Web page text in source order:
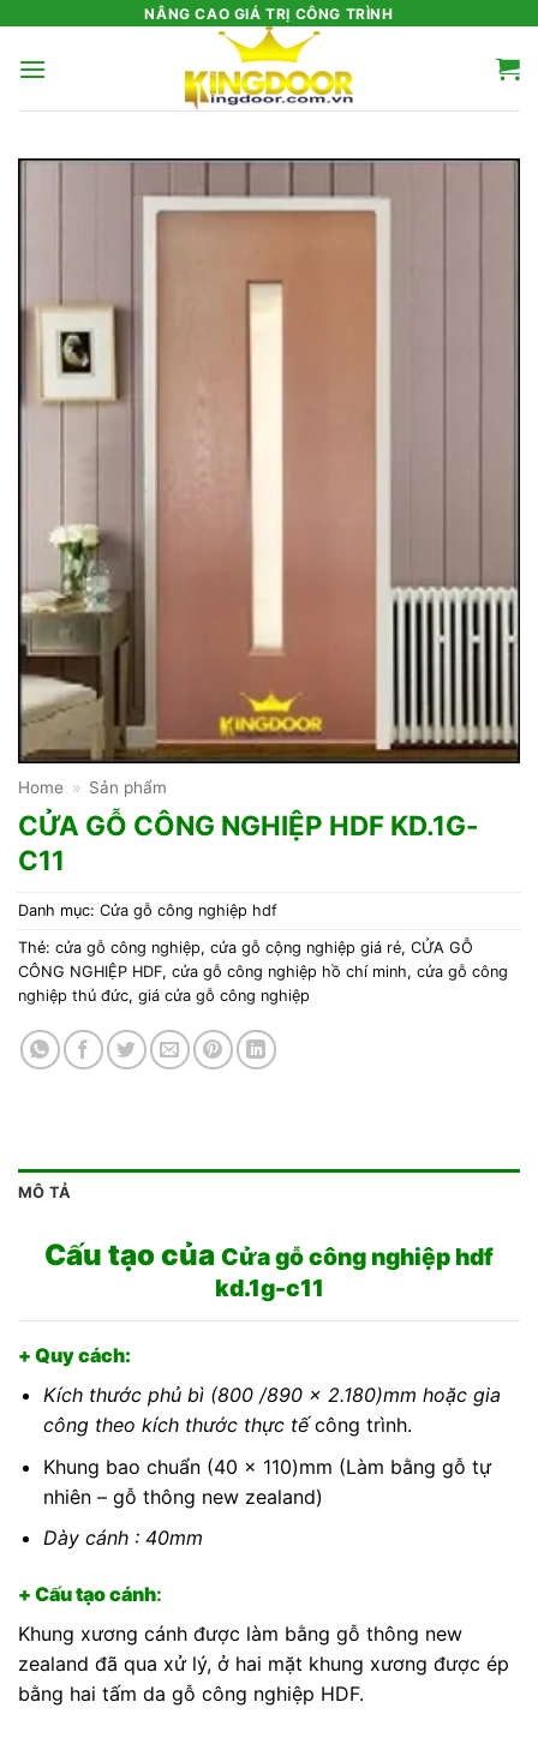
nội
NÂNG CAO GIÁ TRỊ CÔNG TRÌNH
Home » Sản phẩm
CỬA GỖ CÔNG NGHIỆP HDF KD.1G-
C11
Danh mục: Cửa gỗ công nghiệp hdf
Thẻ: cửa gỗ công nghiệp, cửa gỗ cộng nghiệp giá rẻ, CỬA GỖ
CÔNG NGHIỆP HDF, cửa gỗ công nghiệp hồ chí minh, cửa gỗ công
nghiệp thủ đức, giá cửa gỗ công nghiệp
MÔ TẢ
Cấu tạo của Cửa gỗ công nghiệp hdf
kd.1g-c11
+ Quy cách:
Kích thước phủ bì (800 /890 x 2.180)mm hoặc gia
công theo kích thước thực tếcông trình.
Khung bao chuẩn (40 x 110)mm (Làm bằng gỗ tự
nhiên – gỗ thông new zealand)
Dày cánh : 40mm
+ Cấu tạo cánh:
Khung xương cánh được làm bằng gỗ thông new
zealand đã qua xử lý, ở hai mặt khung xương được ép
bằng hai tấm da gỗ công nghiệp HDF.